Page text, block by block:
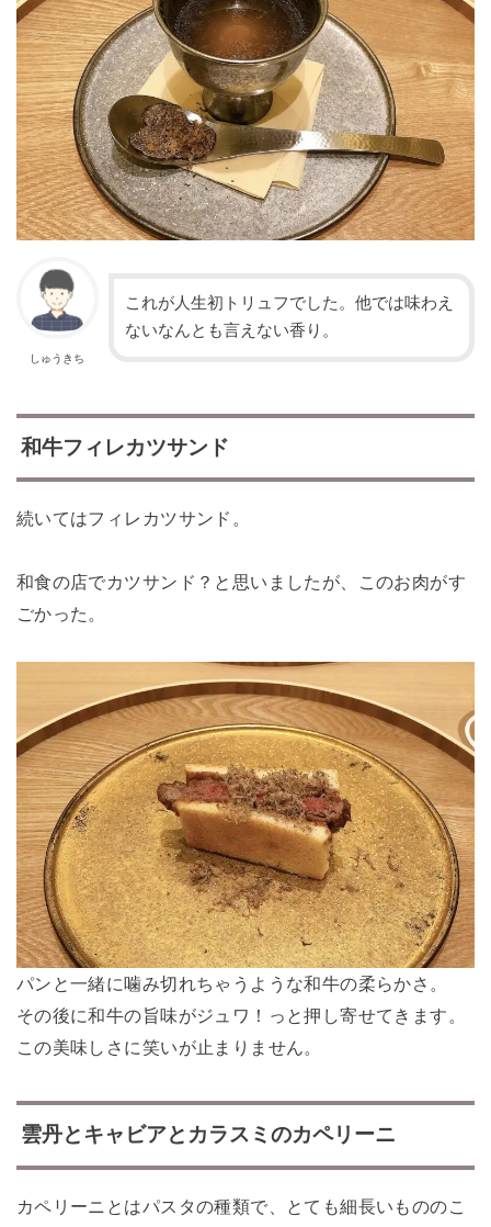
しゅうきち
これが人生初トリュフでした。他では味わえ
ないなんとも言えない香り。
和牛フィレカツサンド
続いてはフィレカツサンド。
和食の店でカツサンド？と思いましたが、このお肉がす
ごかった。
パンと一緒に噛み切れちゃうような和牛の柔らかさ。
その後に和牛の旨味がジュワ！っと押し寄せてきます。
この美味しさに笑いが止まりません。
雲丹とキャビアとカラスミのカペリーニ
カペリーニとはパスタの種類で、とても細長いもののこ